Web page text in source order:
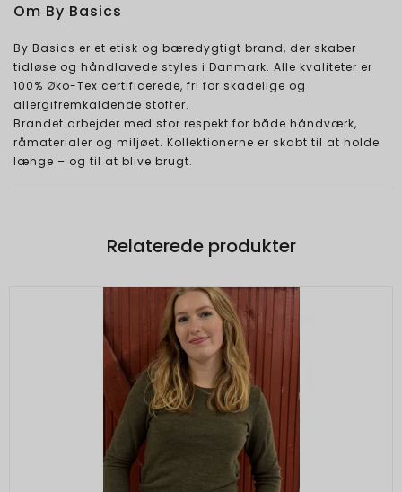
Om By Basics
By Basics er et etisk og bæredygtigt brand, der skaber
tidløse og håndlavede styles i Danmark. Alle kvaliteter er
100% Øko-Tex certificerede, fri for skadelige og
allergifremkaldende stoffer.
Brandet arbejder med stor respekt for både håndværk,
råmaterialer og miljøet. Kollektionerne er skabt til at holde
længe – og til at blive brugt.
Relaterede produkter